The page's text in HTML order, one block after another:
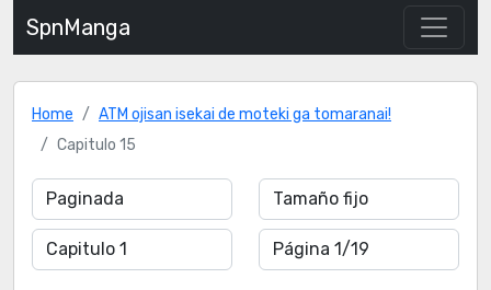
SpnManga
Home
ATM ojisan isekai de moteki ga tomaranai!
Capitulo 15